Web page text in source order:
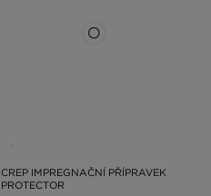
CREP IMPREGNAČNÍ PŘÍPRAVEK
PROTECTOR